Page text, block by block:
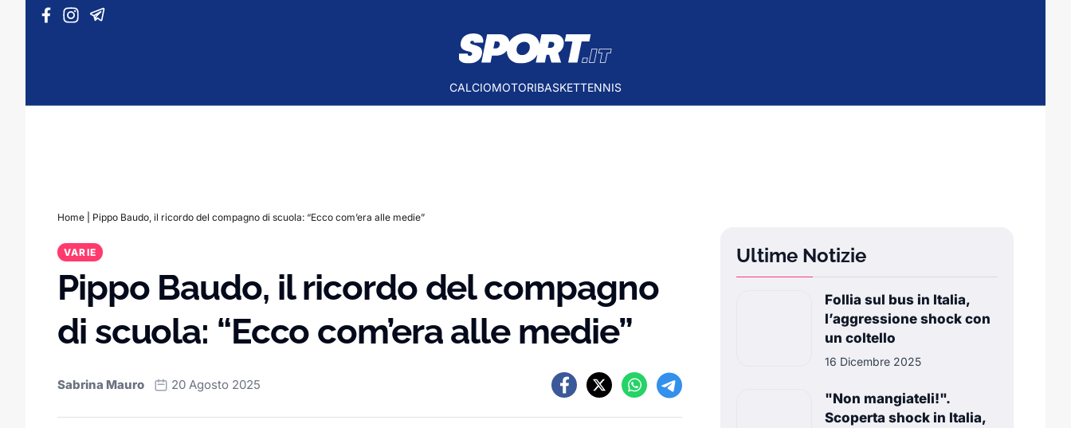
Vai al contenuto
CALCIOMOTORIBASKETTENNIS
Home Pippo Baudo, il ricordo del compagno di scuola: “Ecco com’era alle medie”
VARIE
Pippo Baudo, il ricordo del compagno
di scuola: “Ecco com’era alle medie”
Sabrina Mauro 20 Agosto 2025
Ultime Notizie
Follia sul bus in Italia,
l’aggressione shock con
un coltello
16 Dicembre 2025
"Non mangiateli!".
Scoperta shock in Italia,